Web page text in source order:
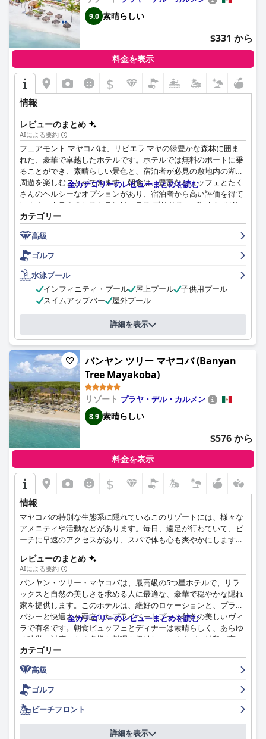
が素晴らしいと評価しており、休暇を過ごすのに最適な場所のよ
うです。
9.0 素晴らしい
$331 から
料金を表示
$
情報
レビューのまとめ
AIによる要約
フェアモント マヤコバは、リビエラ マヤの緑豊かな森林に囲ま
れた、豪華で卓越したホテルです。ホテルでは無料のボートに乗
ることができ、素晴らしい景色と、宿泊者が必見の敷地内の湖の
周遊を楽しむことができます。朝食は、豊富なビュッフェとたく
さんのヘルシーなオプションがあり、宿泊者から高い評価を得て
います。ホテルのレストランは、ラス ブリサス、バンヤン ツリ
ーのチェロ、ローズウッドのプンタ ボニータなどの料理が高く評
価されており、宿泊者から絶賛されています。客室は快適で設備
も充実しており、毎日の清掃サービスで快適な滞在を保証しま
す。ホテルは、その非の打ちどころのない清潔さと衛生管理への
取り組みで宿泊者を魅了します。スタッフは、親切でフレンドリ
ーかつプロフェッショナルであり、非常に親しみやすい家族のよ
うな雰囲気を提供し、宿泊者はきっと感謝するでしょう。プール
エリアは洗練されたモダンなデザインで、ビーチは美しく、幅広
く、何マイルも続くクリスタルクリアな海水が特徴です。全体と
して、フェアモント マヤコバは世界のトップホテルであり、家族
連れやカップルに贅沢で素晴らしい体験を提供します。
全カテゴリーのレビューまとめを読む
カテゴリー
高級
ゴルフ
水泳プール
インフィニティ・プール
屋上プール
子供用プール
スイムアップバー
屋外プール
詳細を表示
バンヤン ツリー マヤコバ (Banyan
Tree Mayakoba)
リゾート プラヤ・デル・カルメン
8.9 素晴らしい
$576 から
料金を表示
$
情報
マヤコバの特別な生態系に隠れているこのリゾートには、様々な
アメニティや活動などがあります。毎日、遠足が行わていて、ビ
ーチに早速のアクセスがあり、スパで体も心も爽やかにしますの
レビューのまとめ
AIによる要約
バンヤン・ツリー・マヤコバは、最高級の5つ星ホテルで、リラ
ックスと自然の美しさを求める人に最適な、豪華で穏やかな隠れ
家を提供します。このホテルは、絶好のロケーションと、プライ
バシーと快適さを両立したプライベートプール付きの美しいヴィ
ラで有名です。朝食ビュッフェとディナーは素晴らしく、あらゆ
る味覚に対応できる多様な料理を提供していますが、値段が高い
と感じる人もいます。ホテルの清潔さは申し分なく、スタッフは
プロフェッショナルでフレンドリーで、すべてのゲストのニーズ
に気を配っています。ビーチクラブと、手入れの行き届いたビー
チと海辺のプール、そしてプライベートヴィラのプールは、ゲス
トがくつろいでリラックスできる究極の空間を提供します。客室
のWi-Fiや自転車の選択肢が時代遅れだと感じるゲストもいます
が、全体的な体験は素晴らしく、サービスは真に5つ星です。楽
園での豪華で忘れられない休日をお探しの方には、バンヤン・ツ
全カテゴリーのレビューまとめを読む
カテゴリー
高級
ゴルフ
ビーチフロント
詳細を表示